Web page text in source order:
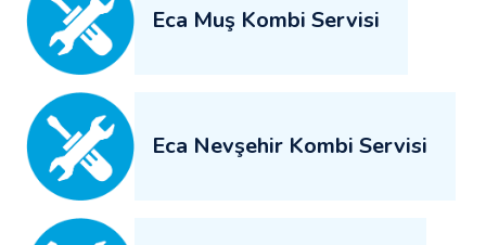
Eca Muş Kombi Servisi
Eca Nevşehir Kombi Servisi